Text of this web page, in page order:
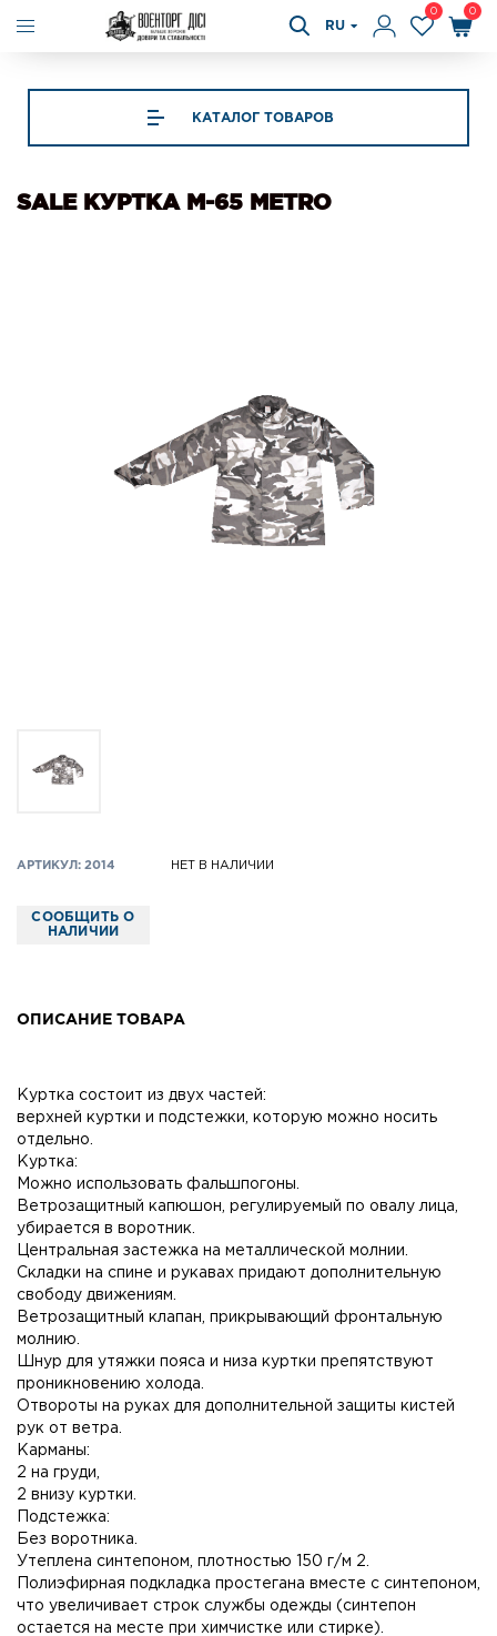
RU
0 0
КАТАЛОГ ТОВАРОВ
SALE КУРТКА М-65 METRO
АРТИКУЛ: 2014 НЕТ В НАЛИЧИИ
СООБЩИТЬ О
НАЛИЧИИ
ОПИСАНИЕ ТОВАРА
Куртка состоит из двух частей:
верхней куртки и подстежки, которую можно носить
отдельно.
Куртка:
Можно использовать фальшпогоны.
Ветрозащитный капюшон, регулируемый по овалу лица,
убирается в воротник.
Центральная застежка на металлической молнии.
Складки на спине и рукавах придают дополнительную
свободу движениям.
Ветрозащитный клапан, прикрывающий фронтальную
молнию.
Шнур для утяжки пояса и низа куртки препятствуют
проникновению холода.
Отвороты на руках для дополнительной защиты кистей
рук от ветра.
Карманы:
2 на груди,
2 внизу куртки.
Подстежка:
Без воротника.
Утеплена синтепоном, плотностью 150 г/м 2.
Полиэфирная подкладка простегана вместе с синтепоном,
что увеличивает строк службы одежды (синтепон
остается на месте при химчистке или стирке).